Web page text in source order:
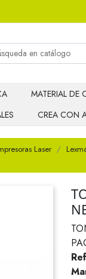
MATERIAL DE
CREA CON
Laser